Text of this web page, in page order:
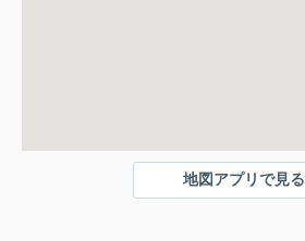
地図アプリで見る